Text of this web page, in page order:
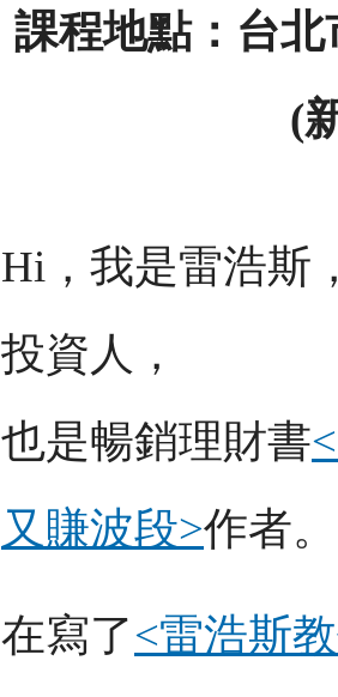
課程地點：台
(
Hi，我是雷浩斯
投資人，
也是暢銷理財書
又賺波段>作者。
在寫了<雷浩斯